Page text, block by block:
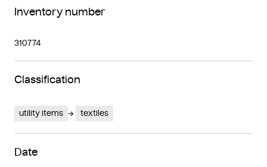
Inventory number
310774
Classification
utility items textiles
Date